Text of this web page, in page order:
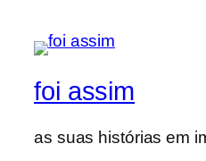
foi assim
as suas histórias em